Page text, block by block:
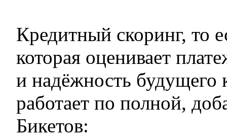
Кредитный скоринг, то
которая оценивает
и надёжность будущего
работает по полной,
Бикетов: